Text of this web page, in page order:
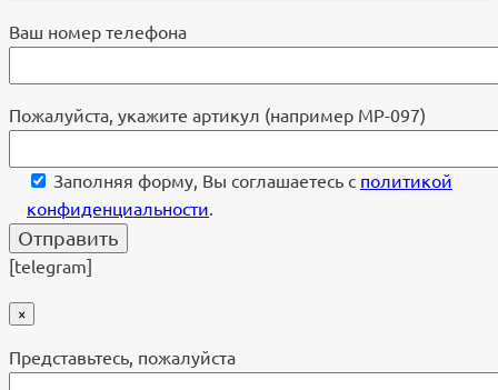
Ваш номер телефона
Пожалуйста, укажите артикул (например МР-097)
Заполняя форму, Вы соглашаетесь с политикой
конфиденциальности.
[telegram]
×
Представьтесь, пожалуйста